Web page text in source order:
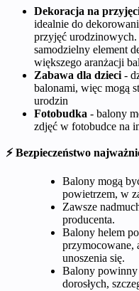
Dekoracja na
idealnie do
przyjęć
samodzielny element
większego aranżacji
Zabawa dla dzieci -
balonami, więc mogą
urodzin
Fotobudka - balony
zdjęć w fotobudce na
⚡ Bezpieczeństwo
Balony mogą
powietrzem, w
Zawsze
producenta.
Balony helem
przymocowane,
unoszenia się.
Balony powinny
dorosłych,